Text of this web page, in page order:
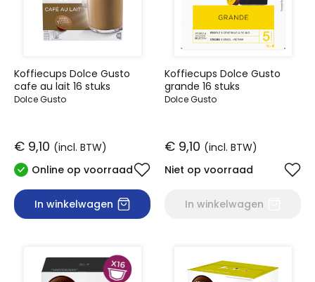
Koffiecups Dolce Gusto
cafe au lait 16 stuks
Dolce Gusto
€ 9,10 (incl. BTW)
Online op voorraad
In winkelwagen
Koffiecups Dolce Gusto
grande 16 stuks
Dolce Gusto
€ 9,10 (incl. BTW)
Niet op voorraad
In winkelwagen